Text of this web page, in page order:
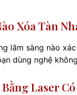
Xóa Tàn
lâm sàng nào
dùng nghệ
Laser